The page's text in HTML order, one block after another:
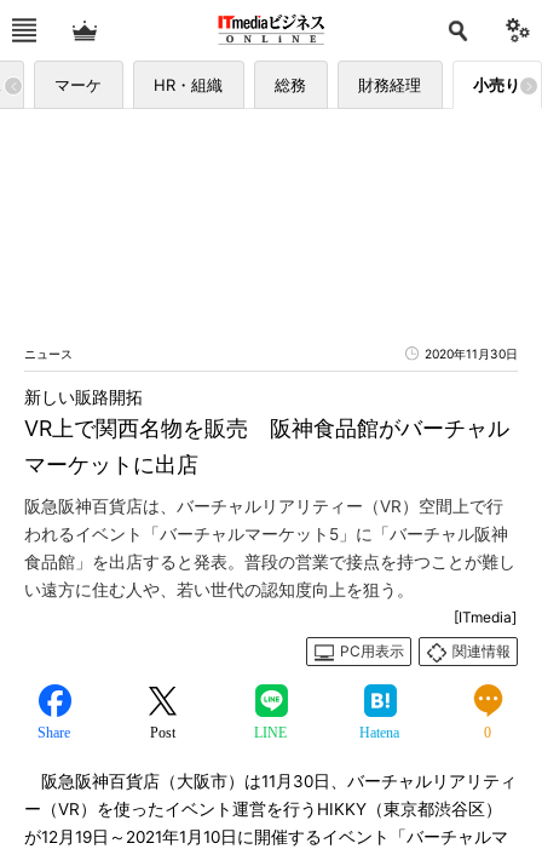
マーケ HR・組織 総務 財務経理 小売り
ニュース 2020年11月30日
VR上で関西名物を販売 阪神食品館がバーチャル
マーケットに出店
新しい販路開拓
阪急阪神百貨店は、バーチャルリアリティー（VR）空間上で行
われるイベント「バーチャルマーケット5」に「バーチャル阪神
食品館」を出店すると発表。普段の営業で接点を持つことが難し
い遠方に住む人や、若い世代の認知度向上を狙う。
[ITmedia]
PC用表示
関連情報
Share Post LINE Hatena 0
阪急阪神百貨店（大阪市）は11月30日、バーチャルリアリティ
ー（VR）を使ったイベント運営を行うHIKKY（東京都渋谷区）
が12月19日～2021年1月10日に開催するイベント「バーチャルマ